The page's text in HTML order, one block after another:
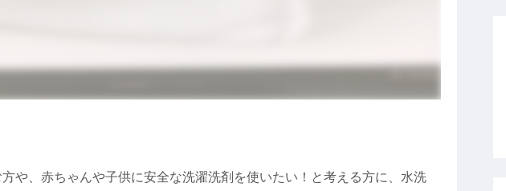
や、赤ちゃんや子供に安全な洗濯洗剤を使いたい！と考える方に、水洗